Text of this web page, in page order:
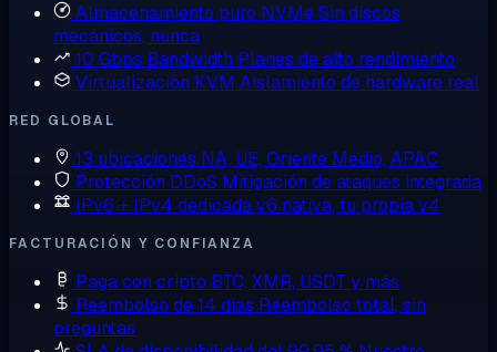
Almacenamiento puro NVMeSin discos
mecánicos, nunca
10 Gbps Bandwidth Planes de alto rendimiento
Virtualización KVM Aislamiento de hardware real
RED GLOBAL
13 ubicaciones NA, UE, Oriente Medio, APAC
Protección DDoS Mitigación de ataques integrada
IPv6 + IPv4 dedicadav6 nativa, tu propia v4
FACTURACIÓN Y CONFIANZA
Paga con cripto BTC, XMR, USDT y más
Reembolso de 14 días Reembolso total, sin
preguntas